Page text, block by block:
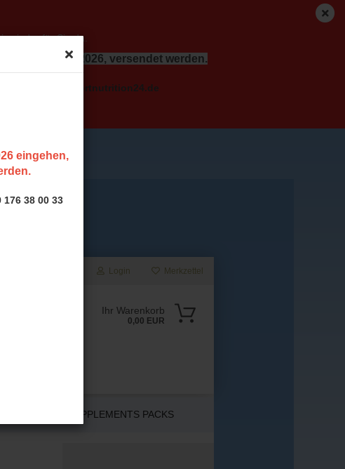
eingehen,
38 00 33
Suche...
Login Merkzettel
Ihr Warenkorb
0,00 EUR
wieder für Sie da.
dem 17.08.2026, versendet werden.
an info( at ) sportnutrition24.de
SUPPLEMENTS PACKS